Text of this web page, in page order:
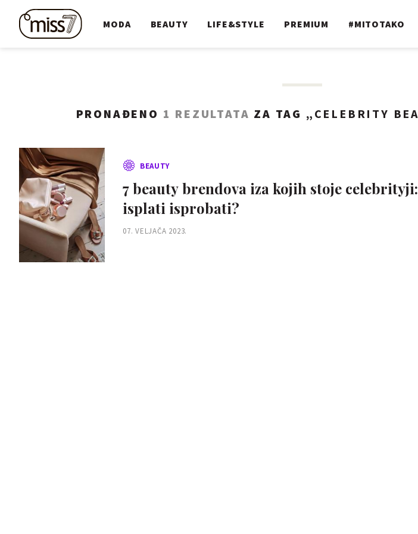
MODA BEAUTY LIFE&STYLE PREMIUM #MITOTAKO
PRONAĐENO 1 REZULTATA ZA TAG „ CELEBRITY
BEAUTY
7 beauty brendova iza kojih stoje
isplati isprobati?
07. VELJAČA 2023.